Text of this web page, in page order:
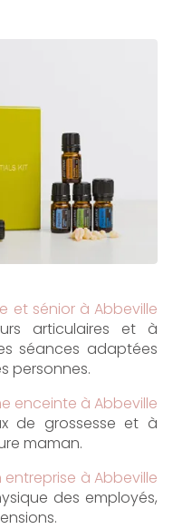
et sénior à Abbeville
articulaires et à
séances adaptées
personnes.
enceinte à Abbeville
de grossesse et à
maman.
à Abbeville
des employés,